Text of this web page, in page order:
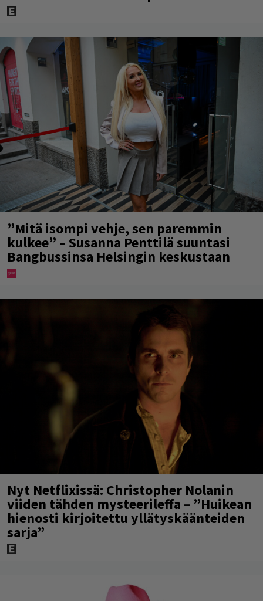
”Mitä isompi vehje, sen paremmin
kulkee” – Susanna Penttilä suuntasi
Bangbussinsa Helsingin keskustaan
Nyt Netflixissä: Christopher Nolanin
viiden tähden mysteerileffa – ”Huikean
hienosti kirjoitettu yllätyskäänteiden
sarja”